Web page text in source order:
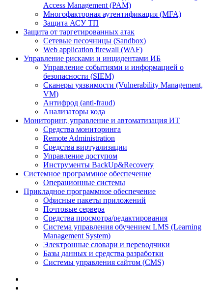
Access Management (PAM)
Многофакторная аутентификация (MFA)
Защита АСУ ТП
Защита от таргетированных атак
Сетевые песочницы (Sandbox)
Web application firewall (WAF)
Управление рисками и инцидентами ИБ
Управление событиями и информацией о
безопасности (SIEM)
Сканеры уязвимости (Vulnerability Management,
VM)
Антифрод (anti-fraud)
Анализаторы кода
Мониторинг, управление и автоматизация ИТ
Средства мониторинга
Remote Administration
Средства виртуализации
Управление доступом
Инструменты BackUp&Recovery
Системное программное обеспечение
Операционные системы
Прикладное программное обеспечение
Офисные пакеты приложений
Почтовые сервера
Средства просмотра/редактирования
Система управления обучением LMS (Learning
Management System)
Электронные словари и переводчики
Базы данных и средства разработки
Системы управления сайтом (CMS)